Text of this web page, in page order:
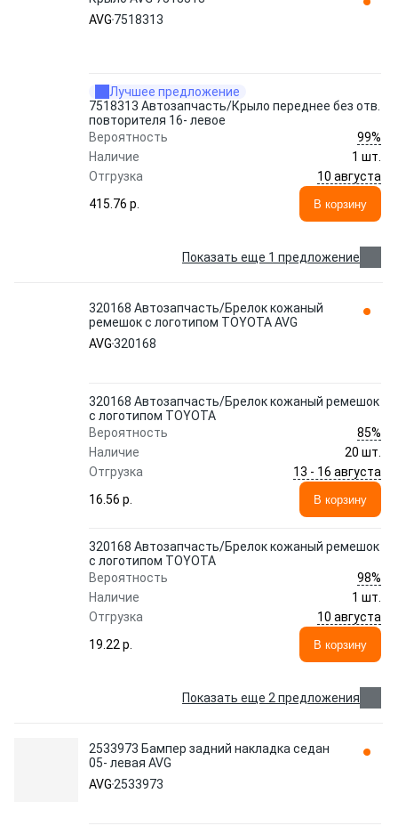
AVG 7518313
Лучшее предложение
7518313 Автозапчасть/Крыло переднее без отв.
повторителя 16- левое
Вероятность
99%
Наличие
1 шт.
Отгрузка
10 августа
415.76 p.
В корзину
Показать еще 1 предложение
320168 Автозапчасть/Брелок кожаный
ремешок с логотипом TOYOTA AVG
AVG320168
320168 Автозапчасть/Брелок кожаный ремешок
с логотипом TOYOTA
Вероятность
85%
Наличие
20 шт.
Отгрузка
13 - 16 августа
16.56 p.
В корзину
320168 Автозапчасть/Брелок кожаный ремешок
с логотипом TOYOTA
Вероятность
98%
Наличие
1 шт.
Отгрузка
10 августа
19.22 p.
В корзину
Показать еще 2 предложения
2533973 Бампер задний накладка седан
05- левая AVG
AVG 2533973